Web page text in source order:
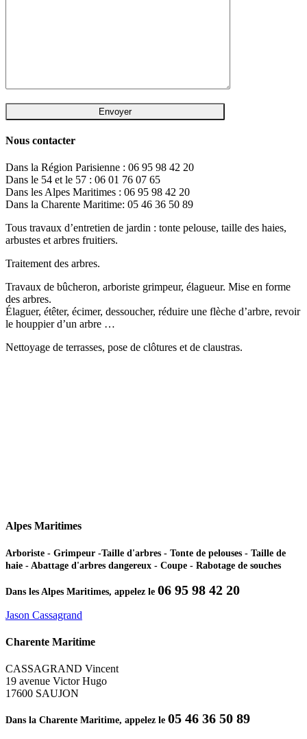
Nous contacter
Dans la Région Parisienne : 06 95 98 42 20
Dans le 54 et le 57 : 06 01 76 07 65
Dans les Alpes Maritimes : 06 95 98 42 20
Dans la Charente Maritime: 05 46 36 50 89
Tous travaux d’entretien de jardin : tonte pelouse, taille des haies,
arbustes et arbres fruitiers.
Traitement des arbres.
Travaux de bûcheron, arboriste grimpeur, élagueur. Mise en forme
des arbres.
Élaguer, étêter, écimer, dessoucher, réduire une flèche d’arbre, revoir
le houppier d’un arbre …
Nettoyage de terrasses, pose de clôtures et de claustras.
Alpes Maritimes
Arboriste - Grimpeur -Taille d'arbres - Tonte de pelouses - Taille de
haie - Abattage d'arbres dangereux - Coupe - Rabotage de souches
Dans les Alpes Maritimes, appelez le 06 95 98 42 20
Jason Cassagrand
Charente Maritime
CASSAGRAND Vincent
19 avenue Victor Hugo
17600 SAUJON
Dans la Charente Maritime, appelez le 05 46 36 50 89